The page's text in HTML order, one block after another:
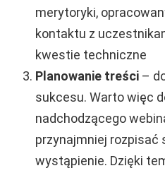
merytoryki,
kontaktu z
kwestie techniczne
Planowanie treści –
sukcesu. Warto więc
nadchodzącego
przynajmniej rozpisać
wystąpienie. Dzięki